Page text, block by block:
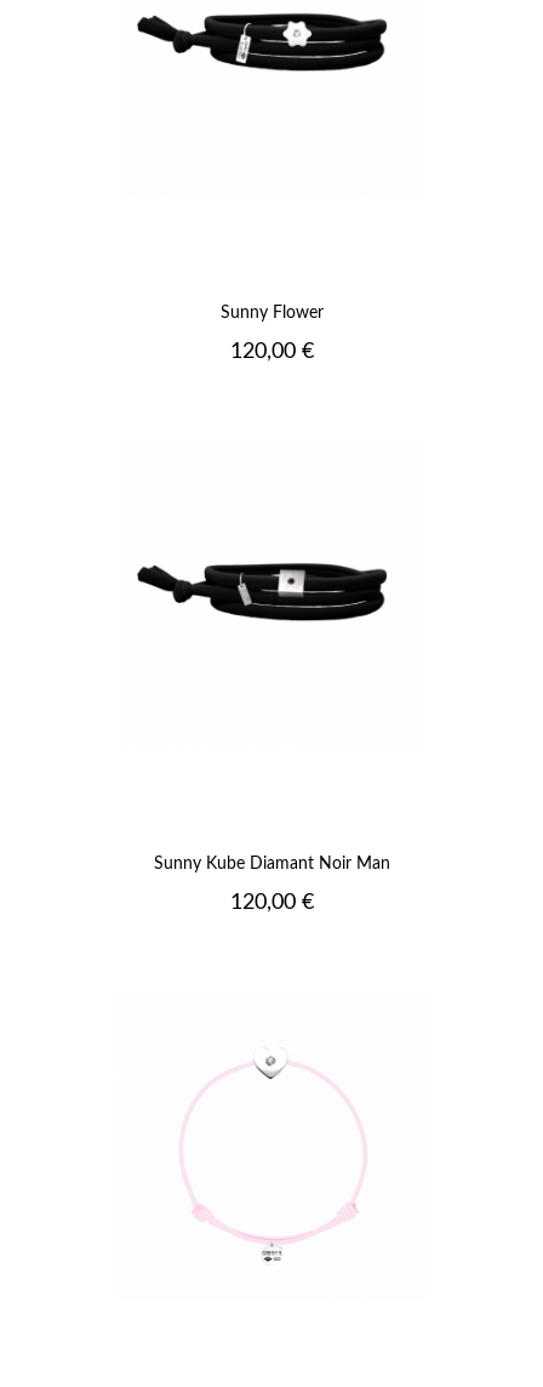
Sunny Flower
Prix
120,00 €
Sunny Kube Diamant Noir Man
Prix
120,00 €